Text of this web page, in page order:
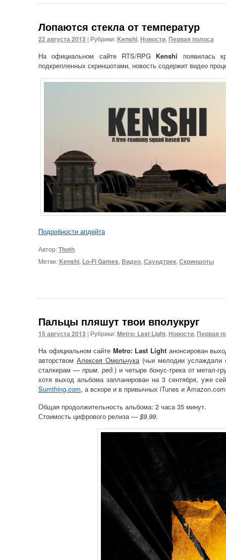
Лопаются стекла от температур
22 августа 2013 | Рубрики: Kenshi, Новости, Первая полоса
На официальном сайте RTS/RPG Kenshi появилась
подкрепленных скриншотами, новость содержит видео
Подробности апдейта
Автор:Thoth
Метки: Kenshi, Lo-Fi Games, Видео, Саундтрек, Скриншоты
Пальцы пляшут твои вполукруг
15 августа 2013 | Рубрики:Metro: Last Light, Новости, Первая
На официальном сайте Metro: Last Light анонсирован
авторством Алексея Омельчука(чьи мелодии услаждали
сталкерам — прим. ред.) и четыре бонус-трека от метал-
хотя выход альбома запланирован на 3 сентября, уже
Sumthing.com, а вскоре и в привычных iTunes и
Общая продолжительность альбома: 2 часа 35 минут.
Стоимость цифрового релиза — $9.99.